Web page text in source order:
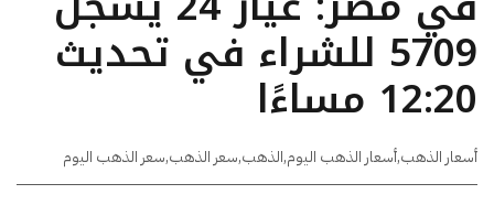
5709 للشراء في تحديث
12:20 مساءًا
أسعار الذهب,أسعار الذهب اليوم,الذهب,سعر الذهب,سعر الذهب اليوم